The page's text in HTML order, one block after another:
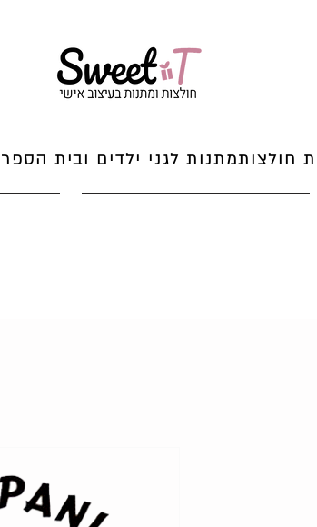
מתנות לגני ילדים ובית הספרחולצות